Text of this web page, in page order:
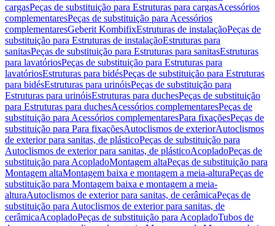
cargasPeças de substituição para Estruturas para cargasAcessórios
complementaresPeças de substituição para Acessórios
complementaresGeberit KombifixEstruturas de instalaçãoPeças de
substituição para Estruturas de instalaçãoEstruturas para
sanitasPeças de substituição para Estruturas para sanitasEstruturas
para lavatóriosPeças de substituição para Estruturas para
lavatóriosEstruturas para bidésPeças de substituição para Estruturas
para bidésEstruturas para urinóisPeças de substituição para
Estruturas para urinóisEstruturas para duchesPeças de substituição
para Estruturas para duchesAcessórios complementaresPeças de
substituição para Acessórios complementaresPara fixaçõesPeças de
substituição para Para fixaçõesAutoclismos de exteriorAutoclismos
de exterior para sanitas, de plásticoPeças de substituição para
Autoclismos de exterior para sanitas, de plásticoAcopladoPeças de
substituição para AcopladoMontagem altaPeças de substituição para
Montagem altaMontagem baixa e montagem a meia-alturaPeças de
substituição para Montagem baixa e montagem a meia-
alturaAutoclismos de exterior para sanitas, de cerâmicaPeças de
substituição para Autoclismos de exterior para sanitas, de
cerâmicaAcopladoPeças de substituição para AcopladoTubos de